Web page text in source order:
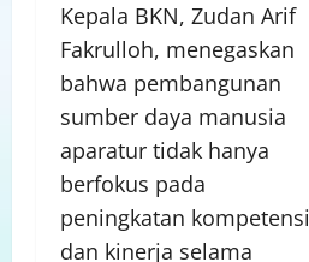
Kepala BKN, Zudan Arif
Fakrulloh, menegaskan
bahwa pembangunan
sumber daya manusia
aparatur tidak hanya
berfokus pada
peningkatan kompetensi
dan kinerja selama